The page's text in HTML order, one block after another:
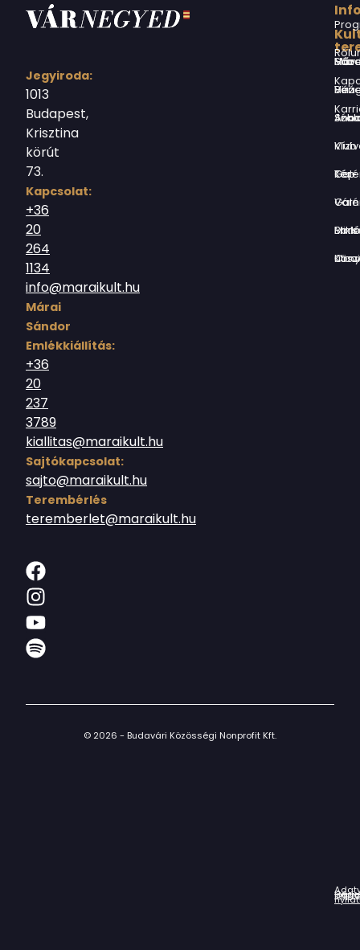
Jegyiroda:
1013
Budapest,
Krisztina
körút
73.
Kapcsolat:
+36
20
264
1134
info@maraikult.hu
Márai
Sándor
Emlékkiállítás:
+36
20
237
3789
kiallitas@maraikult.hu
Sajtókapcsolat:
sajto@maraikult.hu
Terembérlés
teremberlet@maraikult.hu
Márai Sándor Művelődési Ház
Virág Benedek Ház
Jókai Anna
Vízivárosi Klub
Tér-Kép
Várnegyed
Borsos
Országház
© 2026 - Budavári Közösségi Nonprofit Kft.